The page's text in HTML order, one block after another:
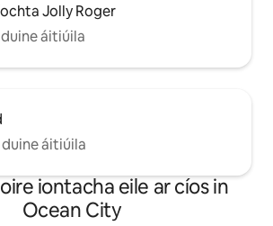
Jolly Roger
áitiúila
áitiúila
iontacha eile ar cíos in
Ocean City